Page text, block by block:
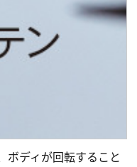
ボディが回転すること